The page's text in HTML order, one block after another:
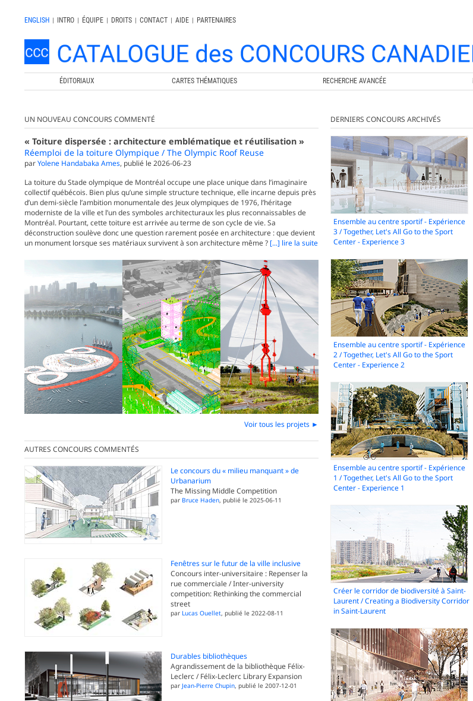
ENGLISH | INTRO | ÉQUIPE | DROITS | CONTACT | AIDE |
PARTENAIRES
ÉDITORIAUX CARTES THÉMATIQUES RECHERCHE AVANCÉE
UN NOUVEAU CONCOURS COMMENTÉ
« Toiture dispersée : architecture emblématique et réutilisation »
Réemploi de la toiture Olympique / The Olympic Roof Reuse
parYolene Handabaka Ames, publié le2026-06-23
La toiture du Stade olympique de Montréal occupe une place unique dans l’imaginaire
collectif québécois. Bien plus qu’une simple structure technique, elle incarne depuis près
d’un demi-siècle l’ambition monumentale des Jeux olympiques de 1976, l’héritage
moderniste de la ville et l’un des symboles architecturaux les plus reconnaissables de
Montréal. Pourtant, cette toiture est arrivée au terme de son cycle de vie. Sa
déconstruction soulève donc une question rarement posée en architecture : que devient
un monument lorsque ses matériaux survivent à son architecture même ? [...] lire la suite
Voir tous les projets ►
AUTRES CONCOURS COMMENTÉS
Le concours du « milieu manquant » de
Urbanarium
The Missing Middle Competition
par Bruce Haden, publié le 2025-06-11
Fenêtres sur le futur de la ville inclusive
Concours inter-universitaire : Repenser la
rue commerciale / Inter-university
competition: Rethinking the commercial
street
par Lucas Ouellet, publié le 2022-08-11
Durables bibliothèques
Agrandissement de la bibliothèque Félix-
Leclerc / Félix-Leclerc Library Expansion
par Jean-Pierre Chupin, publié le 2007-12-01
DERNIERS CONCOURS ARCHIVÉS
Ensemble au centre sportif - Expérience
3 / Together, Let's All Go to the Sport
Center - Experience 3
Ensemble au centre sportif - Expérience
2 / Together, Let's All Go to the Sport
Center - Experience 2
Ensemble au centre sportif - Expérience
1 / Together, Let's All Go to the Sport
Center - Experience 1
Créer le corridor de biodiversité à Saint-
Laurent / Creating a Biodiversity Corridor
in Saint-Laurent